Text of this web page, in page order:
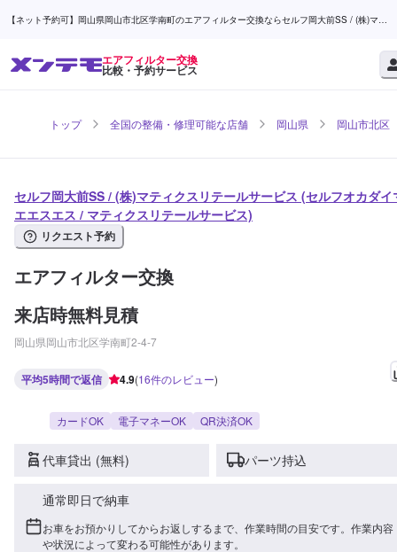
【ネット予約可】岡山県岡山市北区学南町のエアフィルター交換ならセルフ岡大前SS / (株)マテ
エアフィルター交換
比較・予約サービス
トップ 全国の整備・修理可能な店舗 岡山県 岡山市北区
セルフ岡大前SS / (株)マティクスリテールサービス (セルフオカダイ
エエスエス / マティクスリテールサービス)
リクエスト予約
エアフィルター交換
来店時無料見積
岡山県岡山市北区学南町2-4-7
平均5時間で返信 4.9(16件のレビュー)
カードOK 電子マネーOK QR決済OK
代車貸出 (無料) パーツ持込
通常即日で納車
お車をお預かりしてからお返しするまで、作業時間の目安です。作業内容
や状況によって変わる可能性があります。